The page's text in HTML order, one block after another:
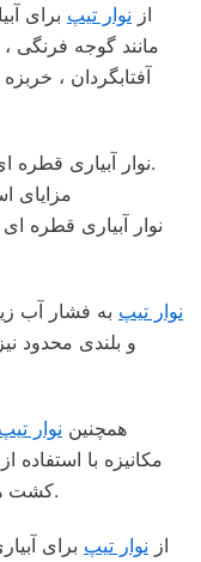
از نوار تیپ برای
مانند گوجه فرنگی
آفتابگردان ،
نوار آبیاری قطره ای در گلخانه ها نیز قابل استفاده می باشد.
مزایای
نوار آبیاری قطره
نوار تیپ به فشار آب
و بلندی محدود
همچنین نوار تیپ
مکانیزه با استفاده
کشت های متراکم و ردیفی بسیار مناسب است.
از نوار تیپ برای